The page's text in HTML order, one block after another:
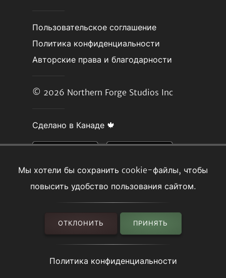
Мы хотели бы сохранить cookie-файлы, чтобы
повысить удобство пользования сайтом.
ОТКЛОНИТЬ ПРИНЯТЬ
Политика конфиденциальности
Пользовательское соглашение
Политика конфиденциальности
Авторские права и благодарности
© 2026 Northern Forge Studios Inc
Сделано в Канаде 🍁